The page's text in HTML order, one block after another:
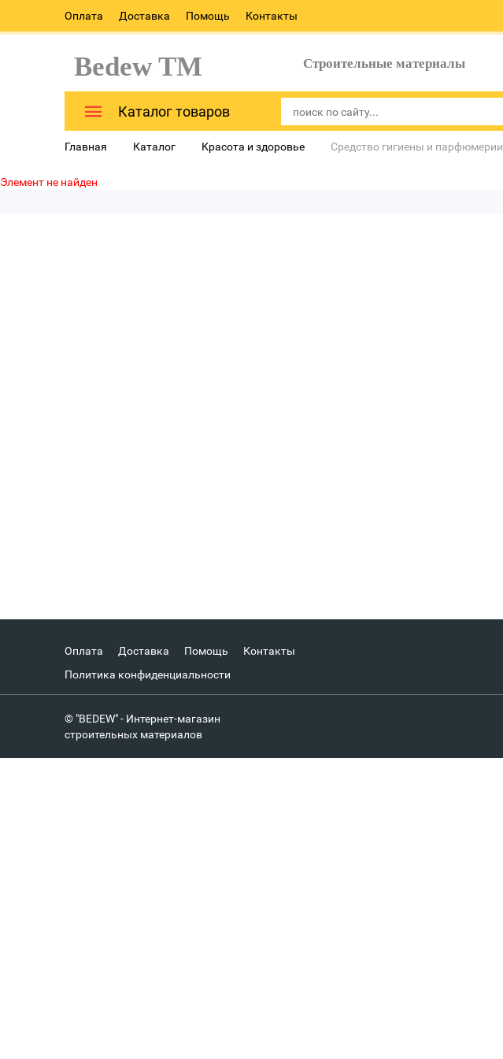
Оплата Доставка Помощь Контакты
Bedew TM Строительные материалы
Каталог товаров
Главная Каталог Красота и здоровье Средство гигиены и парфюмерии
Элемент не найден
Оплата Доставка Помощь
Контакты
Политика конфиденциальности
© "BEDEW" - Интернет-магазин
строительных материалов